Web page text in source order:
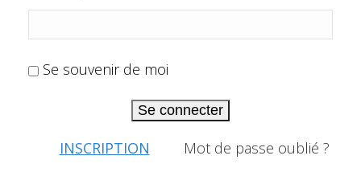
Se souvenir de moi
Se connecter
INSCRIPTION Mot de passe oublié ?